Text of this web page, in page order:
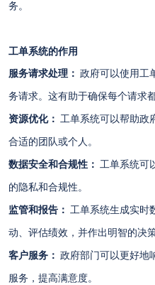
务。
工单系统的作用
服务请求处理： 政府可以使用工
务请求。这有助于确保每个请求
资源优化： 工单系统可以帮助政
合适的团队或个人。
数据安全和合规性： 工单系统可
的隐私和合规性。
监管和报告： 工单系统生成实时
动、评估绩效，并作出明智的决策
客户服务： 政府部门可以更好地
服务，提高满意度。